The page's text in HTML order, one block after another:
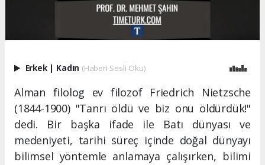
Erkek | Kadın (Haberi Sesli Oku)
Alman filolog ev filozof Friedrich Nietzsche
(1844-1900) "Tanrı öldü ve biz onu öldürdük!"
dedi. Bir başka ifade ile Batı dünyası ve
medeniyeti, tarihi süreç içinde doğal dünyayı
bilimsel yöntemle anlamaya çalışırken, bilimi